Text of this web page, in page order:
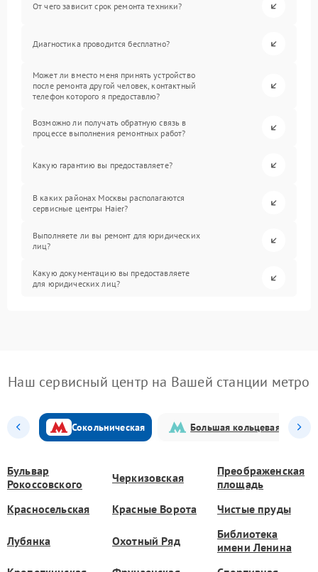
От чего зависит срок ремонта техники?
Диагностика проводится бесплатно?
Может ли вместо меня принять устройство
после ремонта другой человек, контактный
телефон которого я предоставлю?
Возможно ли получать обратную связь в
процессе выполнения ремонтных работ?
Какую гарантию вы предоставляете?
В каких районах Москвы располагаются
сервисные центры Haier?
Выполняете ли вы ремонт для юридических
лиц?
Какую документацию вы предоставляете
для юридических лиц?
Наш сервисный центр на Вашей станции метро
Сокольническая Большая кольцевая
Бульвар
Рокоссовского
Черкизовская
Преображенская
площадь
Красносельская
Красные Ворота Чистые пруды
Лубянка Охотный Ряд
Библиотека
имени Ленина